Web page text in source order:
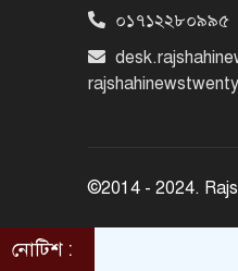
০১৭১২২৮০৯৯৫
©2014 - 2024.
নোটিশ :